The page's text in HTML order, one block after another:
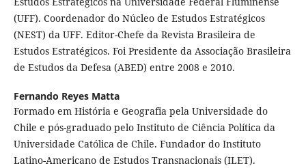
(UFF). Coordenador do Núcleo de Estudos Estratégicos
(NEST) da UFF. Editor-Chefe da Revista Brasileira de
Estudos Estratégicos. Foi Presidente da Associação Brasileira
de Estudos da Defesa (ABED) entre 2008 e 2010.
Fernando Reyes Matta
Formado em História e Geografia pela Universidade do
Chile e pós-graduado pelo Instituto de Ciência Política da
Universidade Católica de Chile. Fundador do Instituto
Latino-Americano de Estudos Transnacionais (ILET).